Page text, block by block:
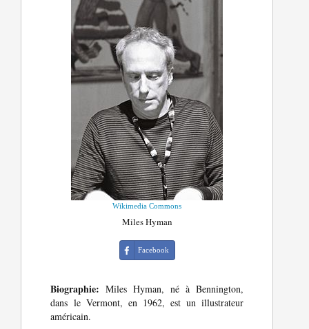
Wikimedia Commons
Miles Hyman
Facebook
Biographie: Miles Hyman, né à Bennington,
dans le Vermont, en 1962, est un illustrateur
américain.